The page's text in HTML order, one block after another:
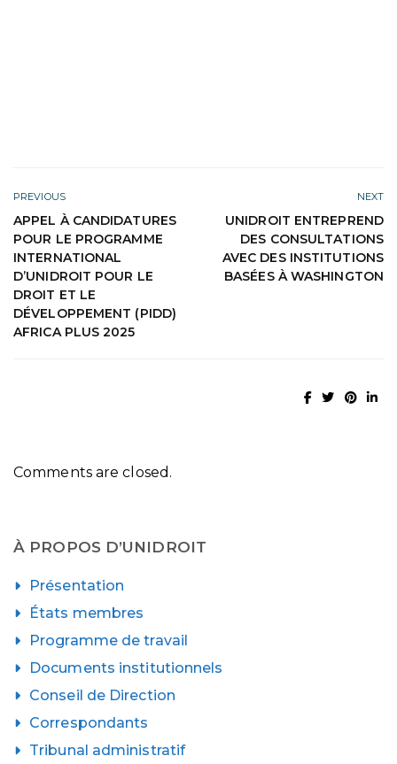
PREVIOUS
APPEL À CANDIDATURES
POUR LE PROGRAMME
INTERNATIONAL
D’UNIDROIT POUR LE
DROIT ET LE
DÉVELOPPEMENT (PIDD)
AFRICA PLUS 2025
NEXT
UNIDROIT ENTREPREND
DES CONSULTATIONS
AVEC DES INSTITUTIONS
BASÉES À WASHINGTON
Comments are closed.
À PROPOS D’UNIDROIT
Présentation
États membres
Programme de travail
Documents institutionnels
Conseil de Direction
Correspondants
Tribunal administratif